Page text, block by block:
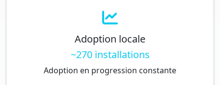
Adoption locale
~270 installations
Adoption en progression constante